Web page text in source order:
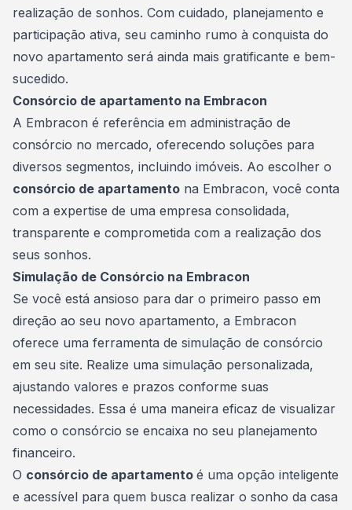
realização de sonhos. Com cuidado, planejamento e
participação ativa, seu caminho rumo à conquista do
novo apartamento será ainda mais gratificante e bem-
sucedido.
Consórcio de apartamento na Embracon
A Embracon é referência em administração de
consórcio no mercado, oferecendo soluções para
diversos segmentos, incluindo imóveis. Ao escolher o
consórcio de apartamento na Embracon, você conta
com a expertise de uma empresa consolidada,
transparente e comprometida com a realização dos
seus sonhos.
Simulação de Consórcio na Embracon
Se você está ansioso para dar o primeiro passo em
direção ao seu novo apartamento, a Embracon
oferece uma ferramenta de simulação de consórcio
em seu site. Realize uma simulação personalizada,
ajustando valores e prazos conforme suas
necessidades. Essa é uma maneira eficaz de visualizar
como o consórcio se encaixa no seu planejamento
financeiro.
O consórcio de apartamento é uma opção inteligente
e acessível para quem busca realizar o sonho da casa